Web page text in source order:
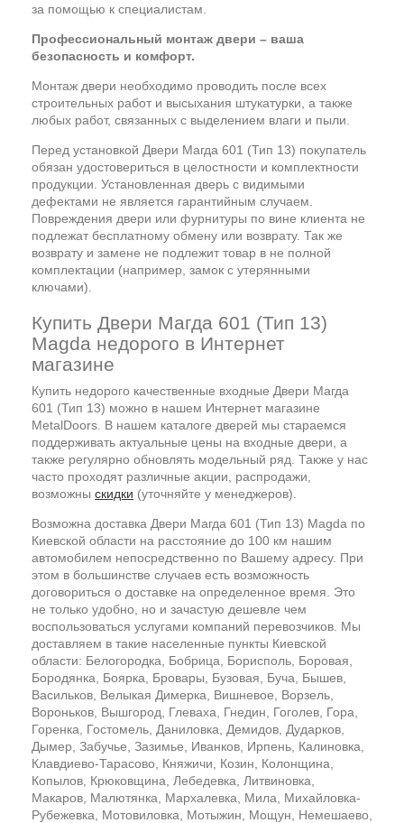
за помощью к специалистам.
Профессиональный монтаж двери – ваша
безопасность и комфорт.
Монтаж двери необходимо проводить после всех
строительных работ и высыхания штукатурки, а также
любых работ, связанных с выделением влаги и пыли.
Перед установкой Двери Магда 601 (Тип 13) покупатель
обязан удостовериться в целостности и комплектности
продукции. Установленная дверь с видимыми
дефектами не является гарантийным случаем.
Повреждения двери или фурнитуры по вине клиента не
подлежат бесплатному обмену или возврату. Так же
возврату и замене не подлежит товар в не полной
комплектации (например, замок с утерянными
ключами).
Купить Двери Магда 601 (Тип 13)
Magda недорого в Интернет
магазине
Купить недорого качественные входные Двери Магда
601 (Тип 13) можно в нашем Интернет магазине
MetalDoors. В нашем каталоге дверей мы стараемся
поддерживать актуальные цены на входные двери, а
также регулярно обновлять модельный ряд. Также у нас
часто проходят различные акции, распродажи,
возможны скидки (уточняйте у менеджеров).
Возможна доставка Двери Магда 601 (Тип 13) Magda по
Киевской области на расстояние до 100 км нашим
автомобилем непосредственно по Вашему адресу. При
этом в большинстве случаев есть возможность
договориться о доставке на определенное время. Это
не только удобно, но и зачастую дешевле чем
воспользоваться услугами компаний перевозчиков. Мы
доставляем в такие населенные пункты Киевской
области: Белогородка, Бобрица, Борисполь, Боровая,
Бородянка, Боярка, Бровары, Бузовая, Буча, Бышев,
Васильков, Велыкая Димерка, Вишневое, Ворзель,
Вороньков, Вышгород, Глеваха, Гнедин, Гоголев, Гора,
Горенка, Гостомель, Даниловка, Демидов, Дударков,
Дымер, Забучье, Зазимье, Иванков, Ирпень, Калиновка,
Клавдиево-Тарасово, Княжичи, Козин, Колонщина,
Копылов, Крюковщина, Лебедевка, Литвиновка,
Макаров, Малютянка, Мархалевка, Мила, Михайловка-
Рубежевка, Мотовиловка, Мотыжин, Мощун, Немешаево,